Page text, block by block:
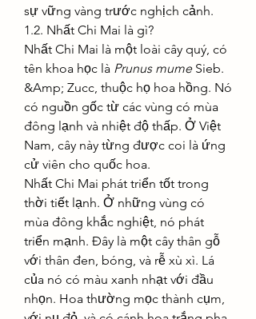
sự vững vàng trước nghịch cảnh.
1.2. Nhất Chi Mai là gì?
Nhất Chi Mai là một loài cây quý, có
tên khoa học là Prunus mume Sieb.
&Amp; Zucc, thuộc họ hoa hồng. Nó
có nguồn gốc từ các vùng có mùa
đông lạnh và nhiệt độ thấp. Ở Việt
Nam, cây này từng được coi là ứng
cử viên cho quốc hoa.
Nhất Chi Mai phát triển tốt trong
thời tiết lạnh. Ở những vùng có
mùa đông khắc nghiệt, nó phát
triển mạnh. Đây là một cây thân gỗ
với thân đen, bóng, và rễ xù xì. Lá
của nó có màu xanh nhạt với đầu
nhọn. Hoa thường mọc thành cụm,